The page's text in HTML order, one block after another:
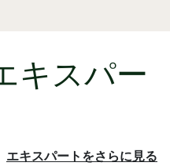
キスパー
エキスパートをさらに見る